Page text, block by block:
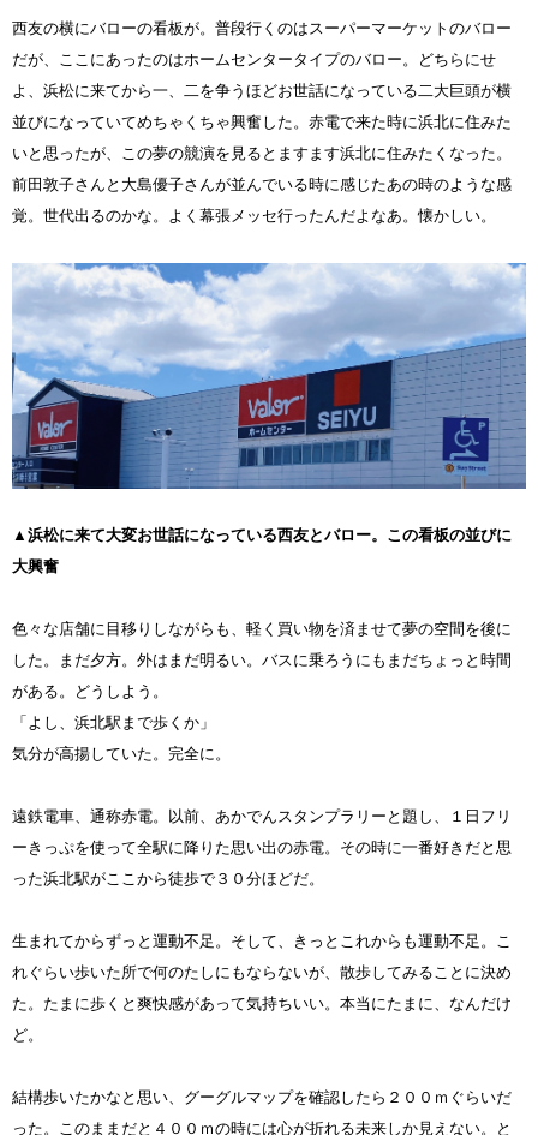
西友の横にバローの看板が。普段行くのはスーパーマーケットのバロー
だが、ここにあったのはホームセンタータイプのバロー。どちらにせ
よ、浜松に来てから一、二を争うほどお世話になっている二大巨頭が横
並びになっていてめちゃくちゃ興奮した。赤電で来た時に浜北に住みた
いと思ったが、この夢の競演を見るとますます浜北に住みたくなった。
前田敦子さんと大島優子さんが並んでいる時に感じたあの時のような感
覚。世代出るのかな。よく幕張メッセ行ったんだよなあ。懐かしい。
▲浜松に来て大変お世話になっている西友とバロー。この看板の並びに
大興奮
色々な店舗に目移りしながらも、軽く買い物を済ませて夢の空間を後に
した。まだ夕方。外はまだ明るい。バスに乗ろうにもまだちょっと時間
がある。どうしよう。
「よし、浜北駅まで歩くか」
気分が高揚していた。完全に。
遠鉄電車、通称赤電。以前、あかでんスタンプラリーと題し、１日フリ
ーきっぷを使って全駅に降りた思い出の赤電。その時に一番好きだと思
った浜北駅がここから徒歩で３０分ほどだ。
生まれてからずっと運動不足。そして、きっとこれからも運動不足。こ
れぐらい歩いた所で何のたしにもならないが、散歩してみることに決め
た。たまに歩くと爽快感があって気持ちいい。本当にたまに、なんだけ
ど。
結構歩いたかなと思い、グーグルマップを確認したら２００ｍぐらいだ
った。このままだと４００ｍの時には心が折れる未来しか見えない。と